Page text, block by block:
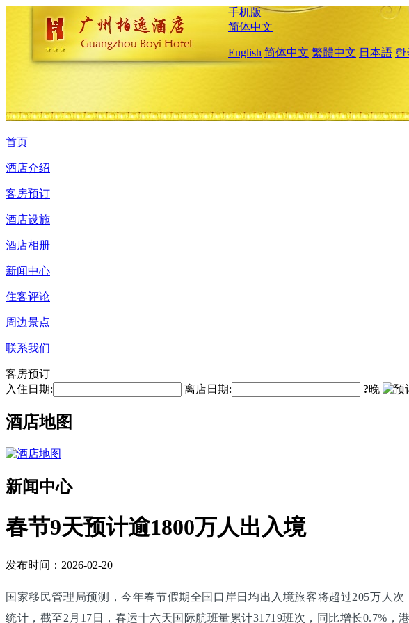
手机版
简体中文
English 简体中文 繁體中文 日本語 한
首页
酒店介绍
客房预订
酒店设施
酒店相册
新闻中心
住客评论
周边景点
联系我们
客房预订
入住日期:
离店日期: ?晚
酒店地图
新闻中心
春节9天预计逾1800万人出入境
发布时间：2026-02-20
国家移民管理局预测，今年春节假期全国口岸日均出入境旅客将超过205万人
统计，截至2月17日，春运十六天国际航班量累计31719班次，同比增长0.7%，